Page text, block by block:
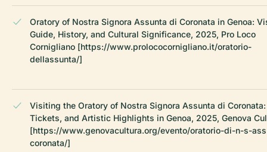
Oratory of Nostra Signora Assunta di Coronata in Genoa:
Guide, History, and Cultural Significance, 2025, Pro Loco
Cornigliano [https://www.prolococornigliano.it/oratorio-
dellassunta/]
Visiting the Oratory of Nostra Signora Assunta di
Tickets, and Artistic Highlights in Genoa, 2025, Genova
[https://www.genovacultura.org/evento/oratorio-di-n-s-
coronata/]